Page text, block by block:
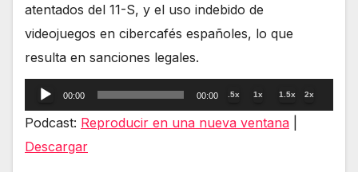
atentados del 11-S, y el uso indebido de
videojuegos en cibercafés españoles, lo que
resulta en sanciones legales.
Reproductor
de
audio
00:00 00:00 .5x 1x 1.5x 2x
Podcast: Reproducir en una nueva ventana
Descargar